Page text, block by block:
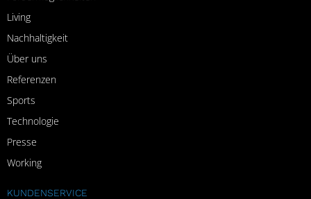
Living
Nachhaltigkeit
Über uns
Referenzen
Sports
Technologie
Presse
Working
KUNDENSERVICE